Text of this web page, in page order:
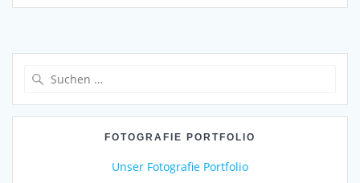
FOTOGRAFIE PORTFOLIO
Unser Fotografie Portfolio